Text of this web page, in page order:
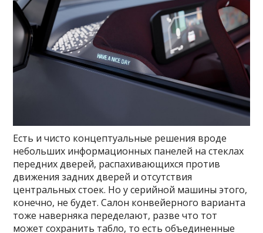
Есть и чисто концептуальные решения вроде
небольших информационных панелей на стеклах
передних дверей, распахивающихся против
движения задних дверей и отсутствия
центральных стоек. Но у серийной машины этого,
конечно, не будет. Салон конвейерного варианта
тоже наверняка переделают, разве что тот
может сохранить табло, то есть объединенные